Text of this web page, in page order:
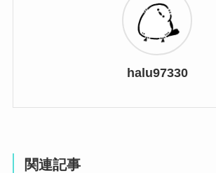
halu97330
関連記事